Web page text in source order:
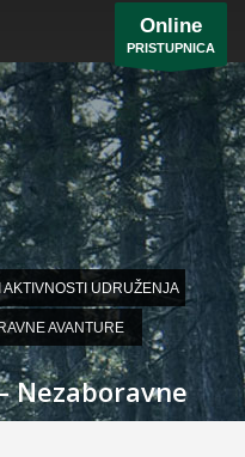
Online
PRISTUPNICA
AKTIVNOSTI UDRUŽENJA
AVANTURE
Nezaboravne